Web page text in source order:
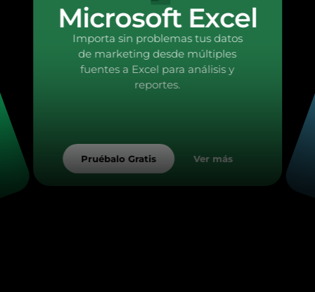
Microsoft Excel
Importa sin problemas tus datos
de marketing desde múltiples
fuentes a Excel para análisis y
reportes.
Pruébalo Gratis Ver más